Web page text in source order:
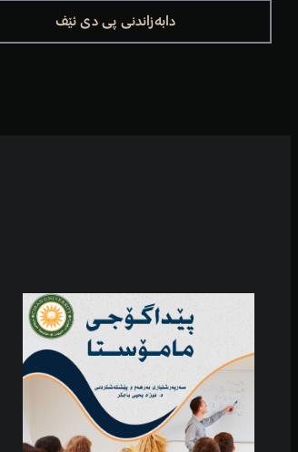
دابەزاندنی پی دی ئێف